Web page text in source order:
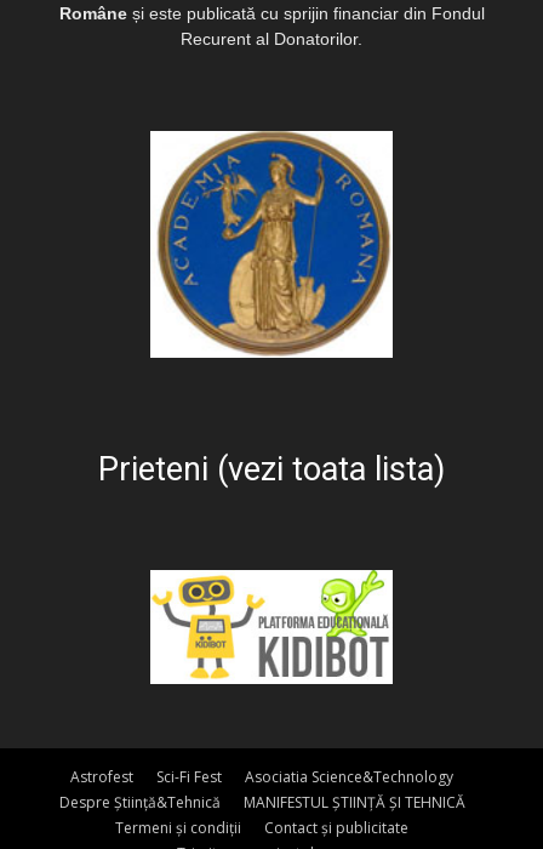
Româneși este publicată cu sprijin financiar din Fondul
Recurent al Donatorilor.
Prieteni (vezi toata lista)
Astrofest Sci-Fi Fest
Asociatia Science&Technology
Despre Știință&Tehnică
MANIFESTUL ȘTIINȚĂ ȘI TEHNICĂ
Termeni și condiții
Contact și publicitate